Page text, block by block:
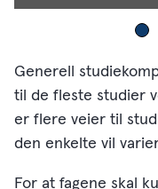
Generell
til de fleste studier
er flere veier til
den enkelte vil
For at fagene skal